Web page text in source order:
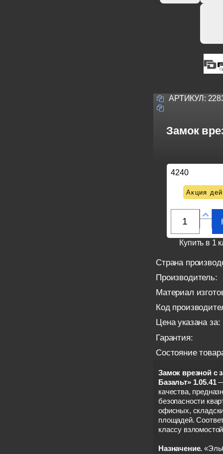
АРТИКУЛ:
Замок
4240
Акция
Купить в 1
Страна
Производитель:
Материал
Код
Цена указана за:
Гарантия:
Состояние
Замок врезной с
Базальт» 1.05.41
качества,
безопасности
офисных,
площадей.
классу
Назначение.